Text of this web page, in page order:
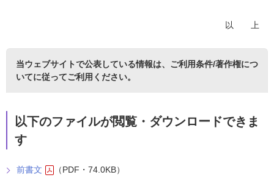
以 上
当ウェブサイトで公表している情報は、 ご利用条件/著作権につ
いてに従ってご利用ください。
以下のファイルが閲覧・ダウンロードできま
す
前書文
（PDF・74.0KB）